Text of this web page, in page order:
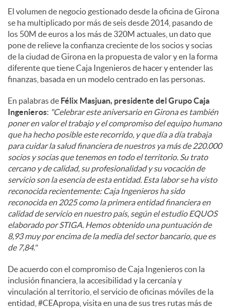
El volumen de negocio gestionado desde la oficina de Girona
se ha multiplicado por más de seis desde 2014, pasando de
los 50M de euros a los más de 320M actuales, un dato que
pone de relieve la confianza creciente de los socios y socias
de la ciudad de Girona en la propuesta de valor y en la forma
diferente que tiene Caja Ingenieros de hacer y entender las
finanzas, basada en un modelo centrado en las personas.
En palabras de Félix Masjuan, presidente del Grupo Caja
Ingenieros: "Celebrar este aniversario en Girona es también
poner en valor el trabajo y el compromiso del equipo humano
que ha hecho posible este recorrido, y que día a día trabaja
para cuidar la salud financiera de nuestros ya más de 220.000
socios y socias que tenemos en todo el territorio. Su trato
cercano y de calidad, su profesionalidad y su vocación de
servicio son la esencia de esta entidad. Esta labor se ha visto
reconocida recientemente: Caja Ingenieros ha sido
reconocida en 2025 como la primera entidad financiera en
calidad de servicio en nuestro país, según el estudio EQUOS
elaborado por STIGA. Hemos obtenido una puntuación de
8,93 muy por encima de la media del sector bancario, que es
de 7,84."
De acuerdo con el compromiso de Caja Ingenieros con la
inclusión financiera, la accesibilidad y la cercanía y
vinculación al territorio, el servicio de oficinas móviles de la
entidad, #CEApropa, visita en una de sus tres rutas más de